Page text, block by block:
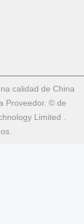
calidad de China
Proveedor. © de
Limited .